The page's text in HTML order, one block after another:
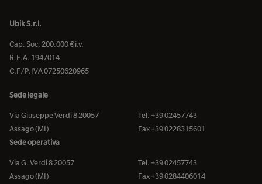
Ubik S.r.l.
Cap. Soc. 200.000 € i.v.
R.E.A. 1947014
C.F/P.IVA 07250620965
Sede legale
Via Giuseppe Verdi 8 20057
Assago (MI)
Tel. +39 02457743
Fax +39 0228315601
Sede operativa
Via G. Verdi 8 20057
Assago (MI)
Tel. +39 02457743
Fax +39 0284406014